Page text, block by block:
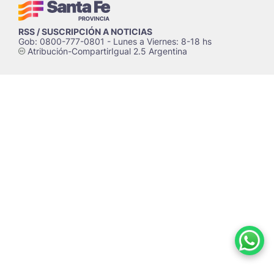
RSS / SUSCRIPCIÓN A NOTICIAS
Gob: 0800-777-0801 - Lunes a Viernes: 8-18 hs
cAtribución-CompartirIgual 2.5 Argentina